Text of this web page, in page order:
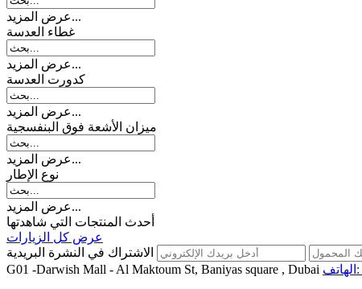
عرض المزيد...
غطاء العدسة
عرض المزيد...
کدورت العدسة
عرض المزيد...
میزان الأشعة فوق البنفسجية
عرض المزيد...
نوع الإطار
عرض المزيد...
أحدث المنتجات التي شاهدتها
عرض كل الزيارات
الاشتراك في النشرة البريدية
G01 -Darwish Mall - Al Maktoum St, Baniyas square , Dubai
الهاتف: